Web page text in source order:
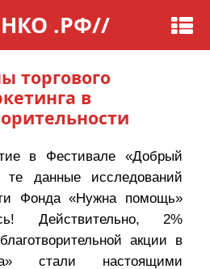
.РФ//
торгового
в
в Фестивале «Добрый
данные исследований
Фонда «Нужна помощь»
Действительно, 2%
акции в
стали настоящими